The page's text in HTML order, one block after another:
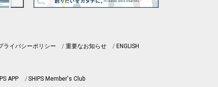
ライバシーポリシー 重要なお知らせ ENGLISH
APP SHIPS Member's Club